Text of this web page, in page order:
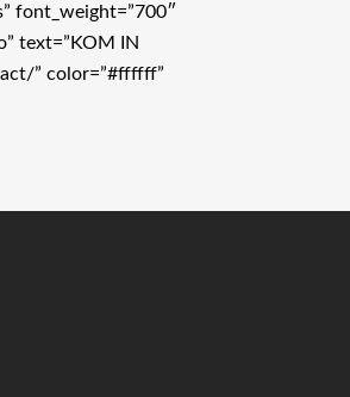
font_weight=”700″
text=”KOM IN
” color=”#ffffff”